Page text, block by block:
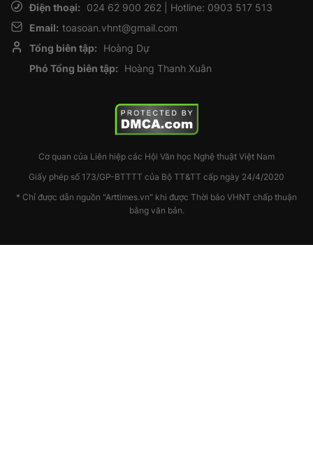
Điện thoại:
024 62 900 262 | Hotline: 0903 517 513
Email: toasoan.vhnt@gmail.com
Tổng biên tập:
Hoàng Dự
Phó Tổng biên tập:
Hoàng Thanh Xuân
Cơ quan của Liên hiệp các Hội Văn học Nghệ thuật Việt Nam
Giấy phép số 173/GP-BTTTT của Bộ TT&TT cấp ngày 24/4/2020
* Chỉ được dẫn nguồn "Arttimes.vn" khi được Thời báo VHNT chấp thuận
bằng văn bản.